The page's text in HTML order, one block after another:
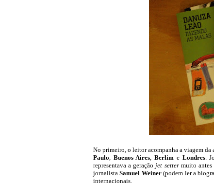
No primeiro, o leitor acompanha a viagem da
Paulo, Buenos Aires,Berlim e Londres.
representava a geração jet settermuito antes
jornalistaSamuel Weiner(podem ler a
internacionais.